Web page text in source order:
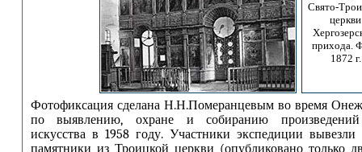
Свято-
церкви
прихода.
1872 г.
Фотофиксация сделана Н.Н.Померанцевым во время
по выявлению, охране и собиранию произведений
искусства в 1958 году. Участники экспедиции вывезли
памятники из Троицкой церкви (опубликовано только